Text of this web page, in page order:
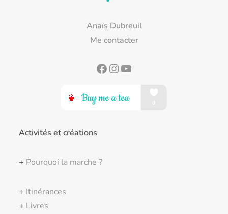
Anaïs Dubreuil
Me contacter
Facebook
Instagram
YouTube
Activités et créations
+ Pourquoi la marche ?
+ Itinérances
+ Livres